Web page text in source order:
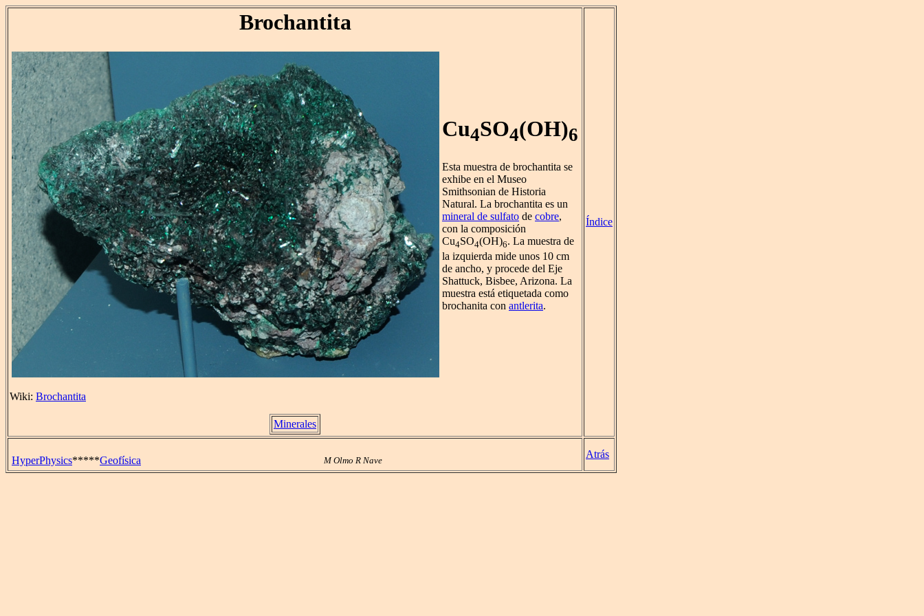
Brochantita
Cu4SO4(OH)6
Esta muestra de brochantita se
exhibe en el Museo
Smithsonian de Historia
Natural. La brochantita es un
mineral de sulfato de cobre,
con la composición
Cu4SO4(OH)6. La muestra de
la izquierda mide unos 10 cm
de ancho, y procede del Eje
Shattuck, Bisbee, Arizona. La
muestra está etiquetada como
brochanita con antlerita.
Wiki: Brochantita
Minerales
Índice
HyperPhysics*****Geofísica M Olmo R Nave
Atrás